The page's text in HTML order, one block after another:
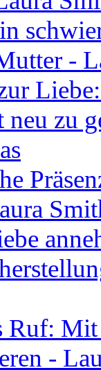
-
neu zu
Ruf:
-